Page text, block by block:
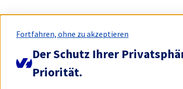
Fortfahren, ohne zu akzeptieren
Der Schutz Ihrer
Priorität.